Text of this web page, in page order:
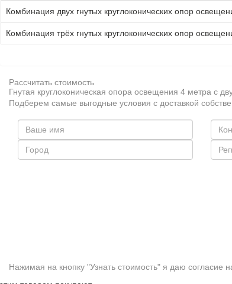
Комбинация двух гнутых круглоконических опор
Комбинация трёх гнутых круглоконических опор
Рассчитать стоимость
Гнутая круглоконическая опора освещения 4 метра с
Подберем самые выгодные условия с доставкой
Нажимая на кнопку "Узнать стоимость" я даю согласие